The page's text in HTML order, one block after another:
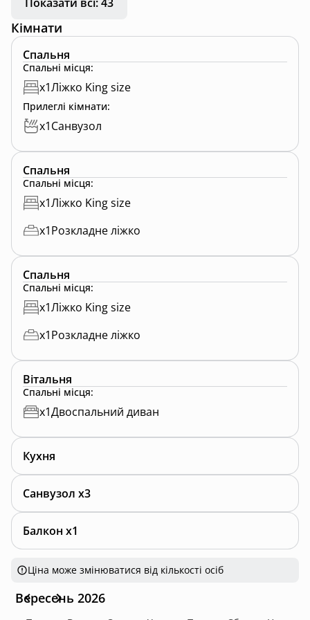
Кімнати
Спальня
Спальні місця:
x1Ліжко King size
Прилеглі кімнати:
x1Санвузол
Спальня
Спальні місця:
x1Ліжко King size
x1Розкладне ліжко
Спальня
Спальні місця:
x1Ліжко King size
x1Розкладне ліжко
Вітальня
Спальні місця:
x1Двоспальний диван
Кухня
Санвузол x3
Балкон x1
Ціна може змінюватися від кількості осіб
Вересень 2026